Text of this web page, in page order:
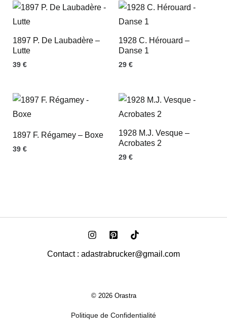
1897 P. De Laubadère –
Lutte
39 €
1928 C. Hérouard –
Danse 1
29 €
1897 F. Régamey – Boxe
39 €
1928 M.J. Vesque –
Acrobates 2
29 €
Contact : adastrabrucker@gmail.com
© 2026 Orastra
Politique de Confidentialité